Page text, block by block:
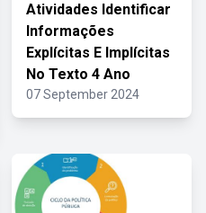
Atividades Identificar
Informações
Explícitas E Implícitas
No Texto 4 Ano
07 September 2024